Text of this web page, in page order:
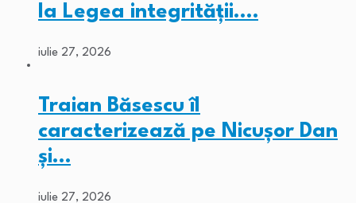
la Legea integrității.…
iulie 27, 2026
Traian Băsescu îl
caracterizează pe Nicușor Dan
și…
iulie 27, 2026